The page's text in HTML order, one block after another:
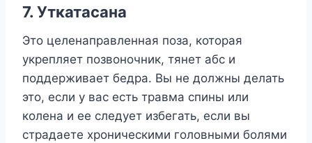
7. Уткатасана
Это целенаправленная поза, которая
укрепляет позвоночник, тянет абс и
поддерживает бедра. Вы не должны делать
это, если у вас есть травма спины или
колена и ее следует избегать, если вы
страдаете хроническими головными болями